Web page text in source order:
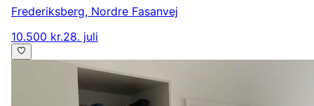
Frederiksberg, Nordre Fasanvej
10.500 kr.28. juli